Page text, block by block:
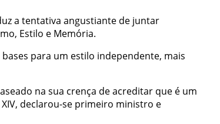
a tentativa angustiante de juntar
, Estilo e Memória.
bases para um estilo independente, mais
na sua crença deacreditar que é um
XIV, declarou-se primeiro ministro e